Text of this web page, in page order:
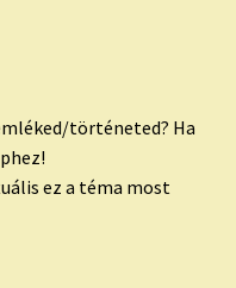
történeted? Ha
ez a téma most